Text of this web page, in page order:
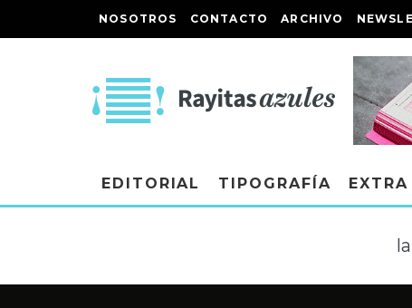
NOSOTROS CONTACTO ARCHIVO
EDITORIAL TIPOGRAFÍA EXTRA